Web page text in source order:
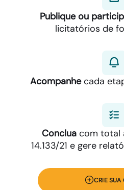
Publique ou
licitatórios de
Acompanhecada
Conclua com total
14.133/21 e gere
CRIE SUA